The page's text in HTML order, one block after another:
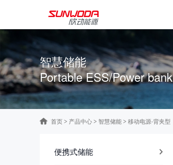
智慧储能
Portable ESS/Power bank
首页 > 产品中心 > 智慧储能 > 移动电源-背夹型
便携式储能